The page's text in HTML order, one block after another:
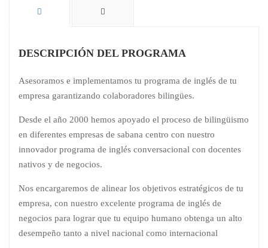
DESCRIPCIÓN DEL PROGRAMA
Asesoramos e implementamos tu programa de inglés de tu
empresa garantizando colaboradores bilingües.
Desde el año 2000 hemos apoyado el proceso de bilingüismo
en diferentes empresas de sabana centro con nuestro
innovador programa de inglés conversacional con docentes
nativos y de negocios.
Nos encargaremos de alinear los objetivos estratégicos de tu
empresa, con nuestro excelente programa de inglés de
negocios para lograr que tu equipo humano obtenga un alto
desempeño tanto a nivel nacional como internacional